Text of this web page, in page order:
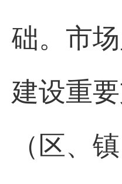
础。市
建设重
（区、